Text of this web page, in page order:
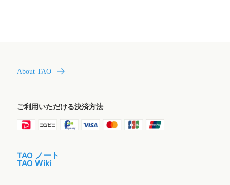
About TAO
ご利用いただける決済方法
TAO ノート
TAO Wiki